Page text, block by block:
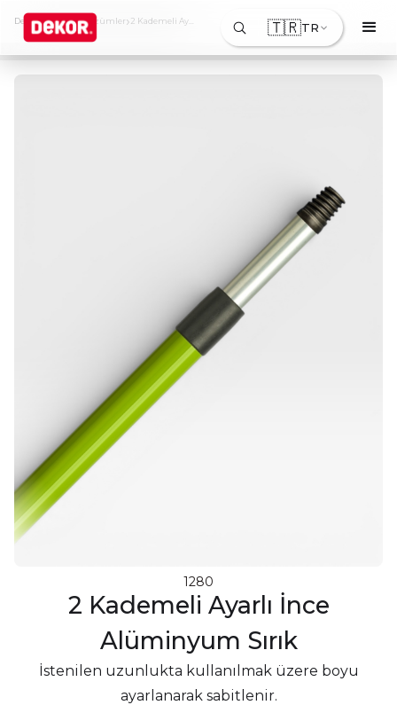
🇹🇷TR
Dekor›Ürünler & Çözümler›
1280
2 Kademeli Ayarlı İnce
Alüminyum Sırık
İstenilen uzunlukta kullanılmak üzere boyu
ayarlanarak sabitlenir.